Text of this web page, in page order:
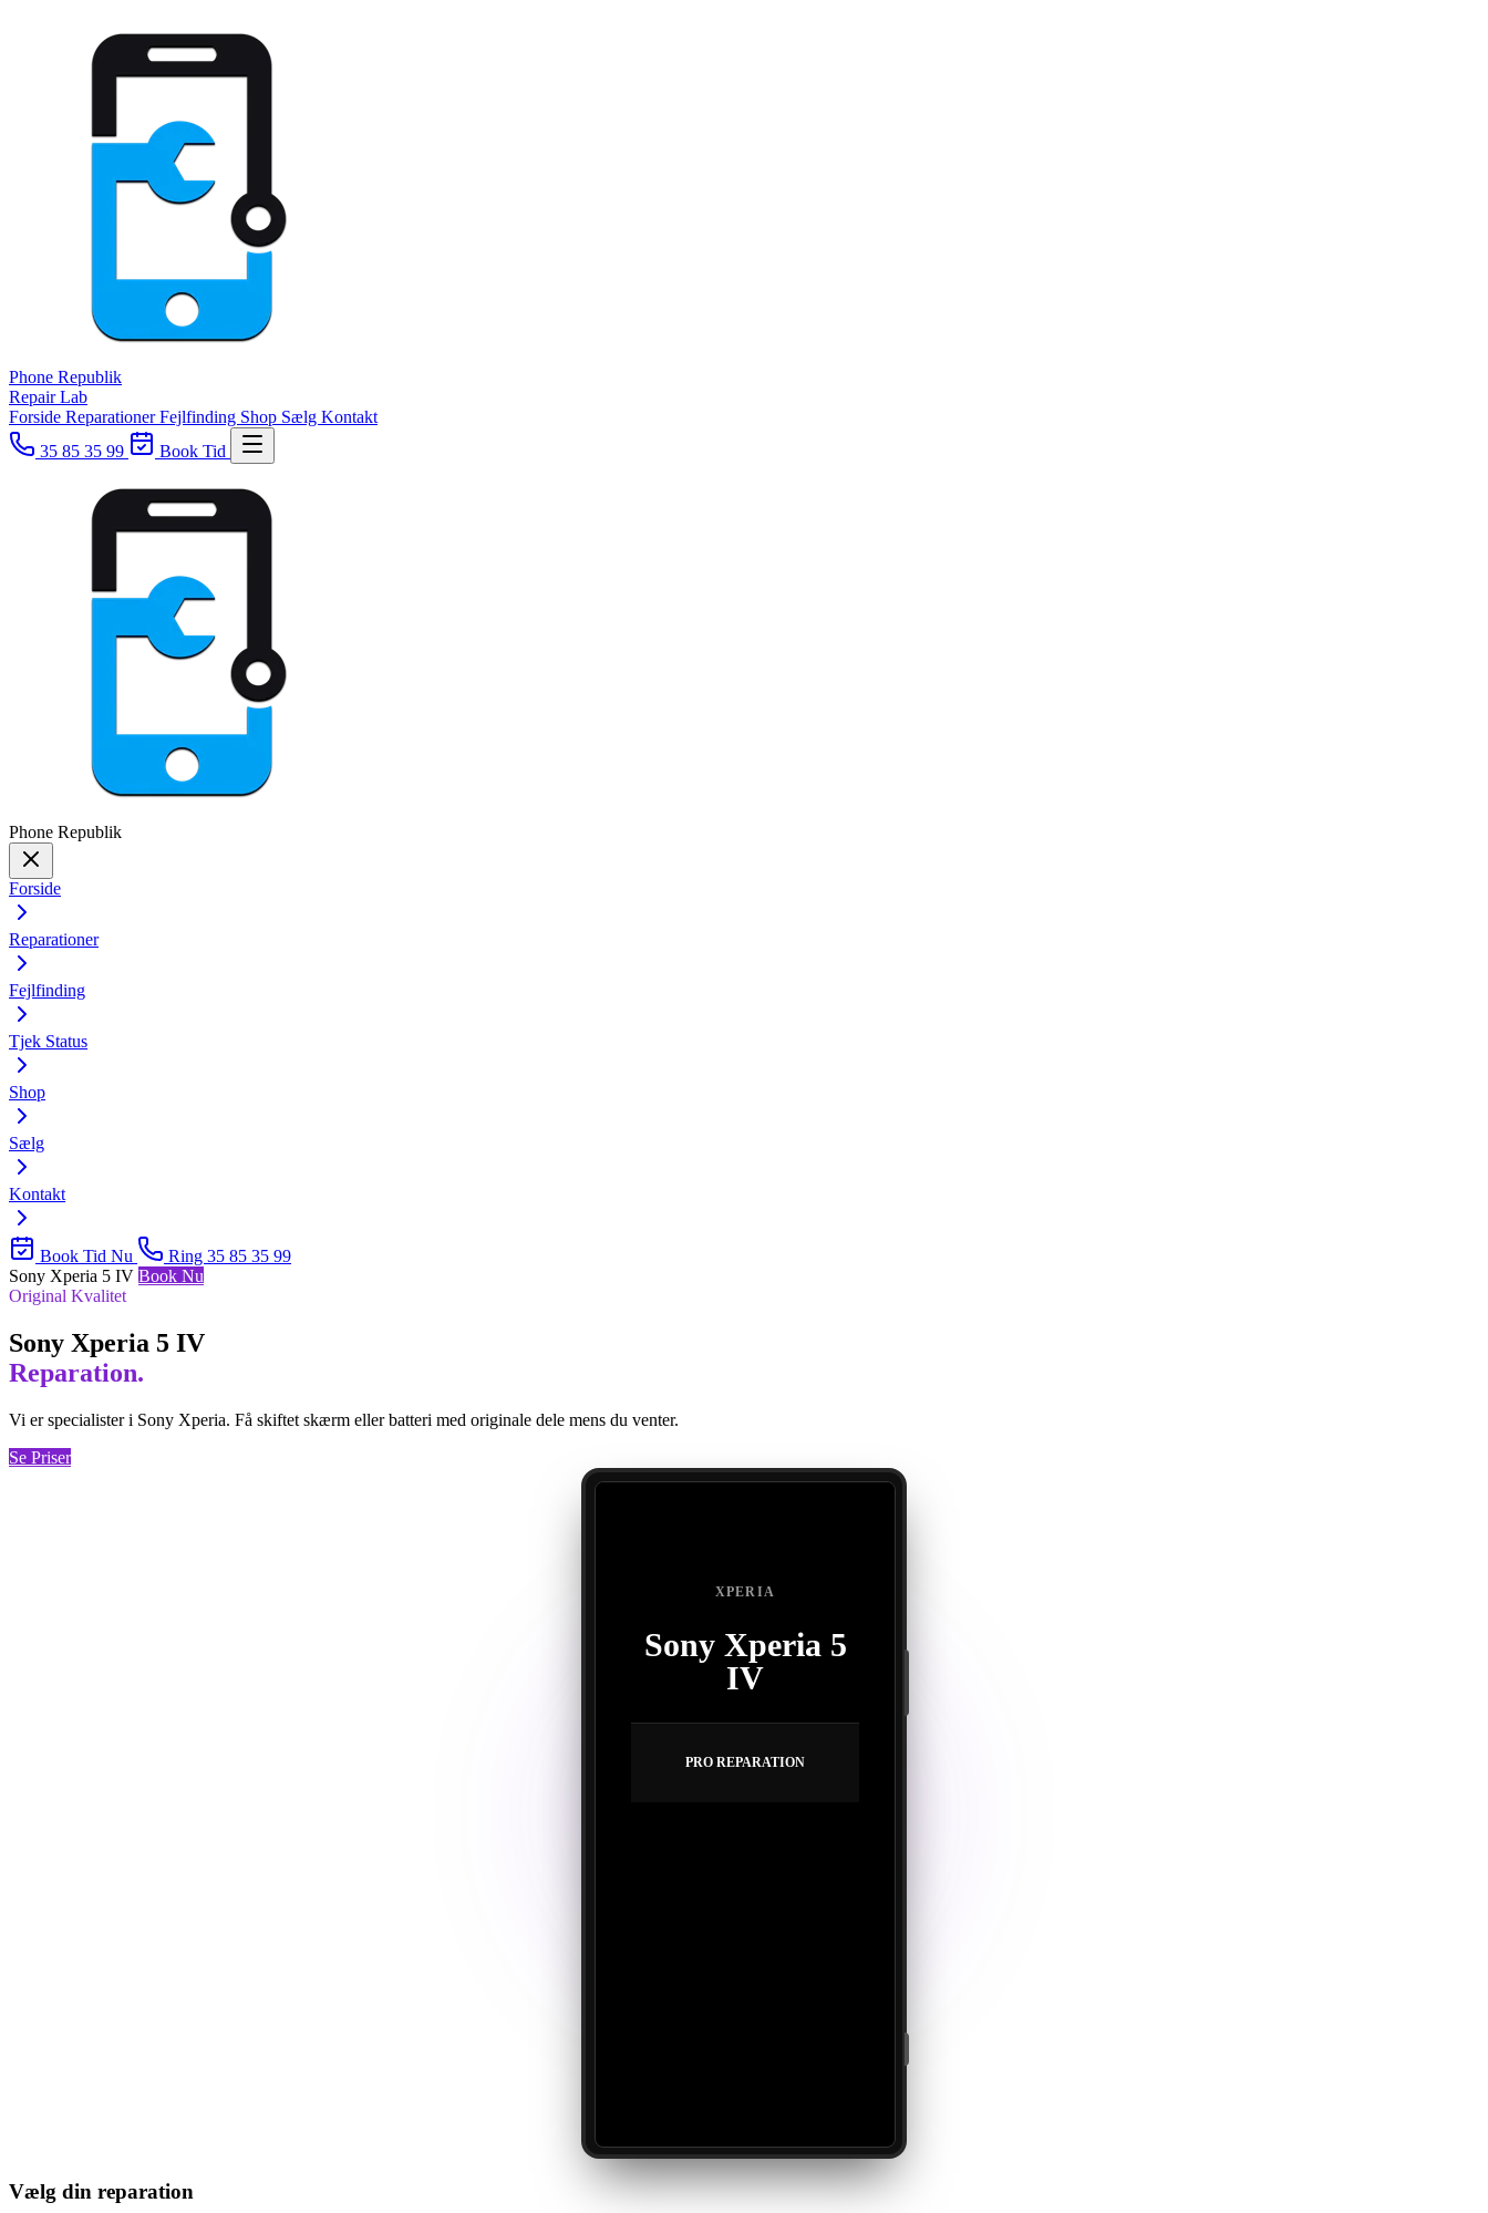
Phone Republik
Repair Lab
Forside ReparationerFejlfinding Shop Sælg Kontakt
35 85 35 99
Book Tid
Phone Republik
Forside
Reparationer
Fejlfinding
Tjek Status
Shop
Sælg
Kontakt
Book Tid Nu
Ring 35 85 35 99
Sony Xperia 5 IV Book Nu
Original Kvalitet
Sony Xperia 5 IV
Reparation.
Vi er specialister i Sony Xperia. Få skiftet skærm eller batteri med originale dele mens du venter.
Se Priser
XPERIA
Sony Xperia 5
IV
PRO REPARATION
Vælg din reparation